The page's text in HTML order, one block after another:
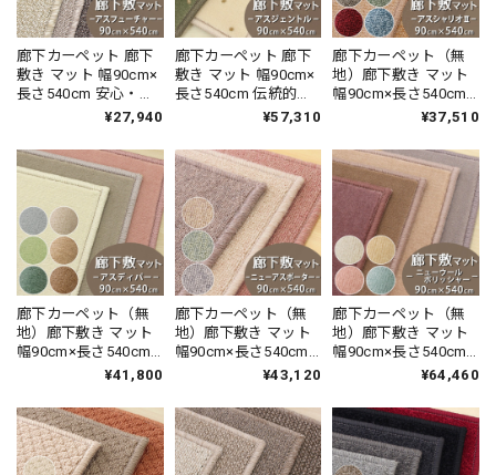
廊下カーペット 廊下
敷き マット 幅90cm×
長さ540cm 安心・安
全の「SEK 抗ウイル
加工」雰囲気のある
杢調 無地 ループタイ
プ 全5色 防炎ラベル
付『アスフューチャ
ー/FUT』
¥27,940
廊下カーペット 廊下
敷き マット 幅90cm×
長さ540cm 伝統的な
オリエントクラシッ
グレード感あるデザ
イン 高密度で耐久性
に優れたウィルトン
織カーペット 全3色
防炎ラベル付『アス
ジェントル/GNT』
¥57,310
廊下カーペット（無
地）廊下敷き マット
幅90cm×長さ540cm
薄型タイプでドアに
高い耐久性と強力な
はっ水・はつ油性の
防汚ラグ 防炎ラベル
付『アスシャリオ
2/CRO』
¥37,510
廊下カーペット（無
地）廊下敷き マット
幅90cm×長さ540cm
高い耐久性と強力な
防汚 ナイロンカーペ
ット 防炎ラベル付
『アスディパ
ー/DIP』
¥41,800
廊下カーペット（無
地）廊下敷き マット
幅90cm×長さ540cm
防炎ラベル付 『ニュ
NPT』 ラグ 日本製
¥43,120
廊下カーペット（無
地）廊下敷き マット
幅90cm×長さ540cm
防炎ラベル付 『ニュ
ー / NWL』 ラグ 日本
製
¥64,460